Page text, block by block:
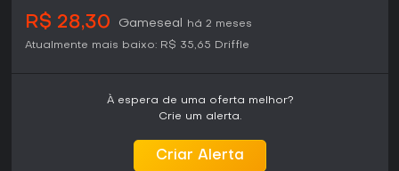
R$ 28,30 Gameseal
há 2 meses
Atualmente mais baixo: R$ 35,65 Driffle
À espera de uma oferta melhor?
Crie um alerta.
Criar Alerta